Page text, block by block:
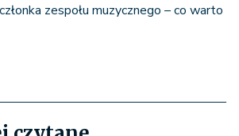
zespołu muzycznego – co warto